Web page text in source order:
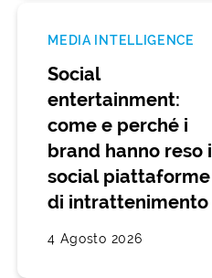
MEDIA INTELLIGENCE
Social
entertainment:
come e perché i
brand hanno reso i
social piattaforme
di intrattenimento
4 Agosto 2026